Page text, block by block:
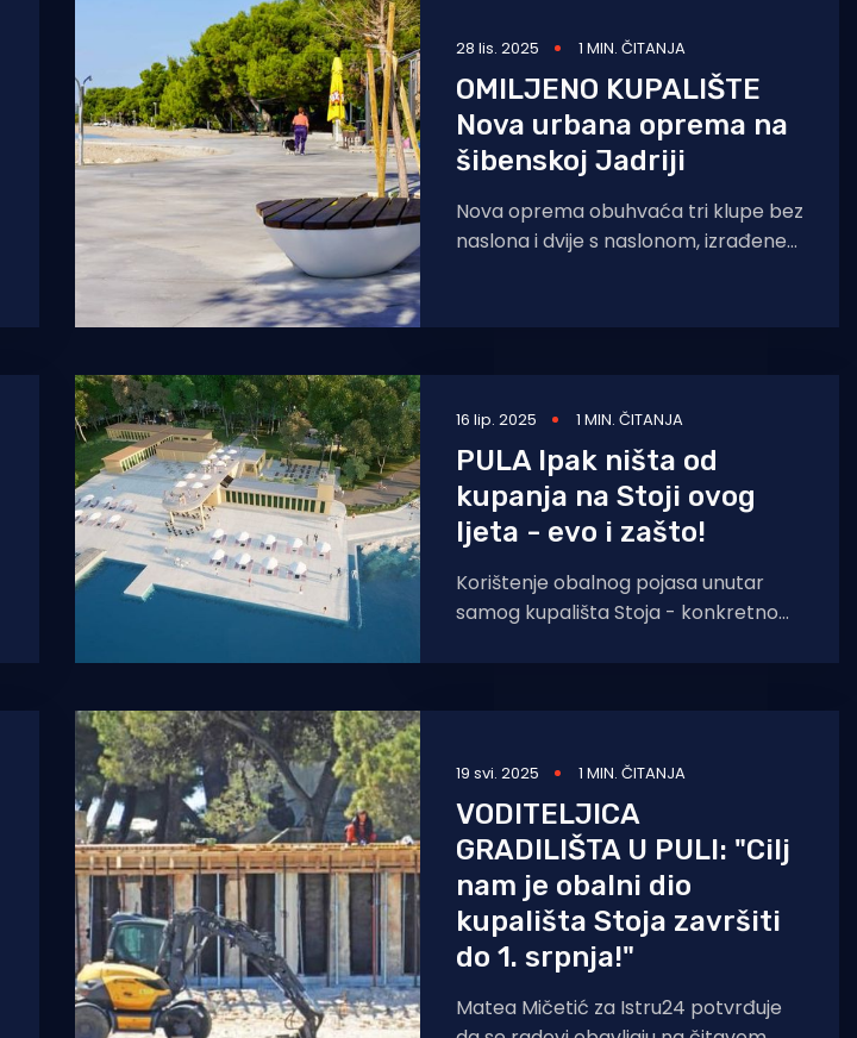
28 lis. 2025 1 MIN. ČITANJA
OMILJENO KUPALIŠTE
Nova urbana oprema na
šibenskoj Jadriji
Nova oprema obuhvaća tri klupe bez
naslona i dvije s naslonom, izrađene
16 lip. 2025 1 MIN. ČITANJA
PULA Ipak ništa od
kupanja na Stoji ovog
ljeta - evo i zašto!
Korištenje obalnog pojasa unutar
samog kupališta Stoja - konkretno
2025. godine neće biti moguće zbog
19 svi. 2025 1 MIN. ČITANJA
VODITELJICA
GRADILIŠTA U PULI: "Cilj
nam je obalni dio
kupališta Stoja završiti
do 1. srpnja!"
Matea Mičetić za Istru24 potvrđuje